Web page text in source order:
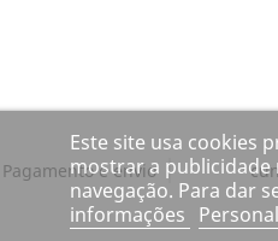
Este site usa cookies
mostrar a publicidade
navegação. Para dar
informações
Pagamento e envio